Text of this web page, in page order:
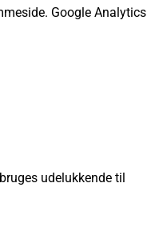
Google Analytics
udelukkende til